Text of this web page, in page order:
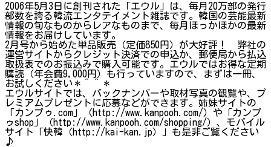
2006年5月3日に創刊された「エウル」は、毎月20万部の発行
部数を誇る韓流エンタテイメント雑誌です。韓国の芸能最新
情報の旬なものからレアなものまで、毎月ほっかほかの最新
情報をお届けしています。
2月号から始めた単品販売（定価850円）が大好評！ 弊社の
運営サイトからクレジット決済での申込か、郵便局から払込
取扱表でのお振込みで購入可能です。エウルではお得な定期
購読（年会費9,000円）も行っていますので、まずは一冊、
お試しください＊＾＾＊
エウルサイトでは、バックナンバーや取材写真の観覧や、プ
レミアムプレゼントに応募などができます。姉妹サイトの
「カンプゥ.com」（http://www.kanpooh.com/）や「カンプ
ゥshop」（http://www.kanpooh.com/shopping/）、モバイル
サイト「快韓（http://kai-kan.jp）」も是非ご覧ください
♪